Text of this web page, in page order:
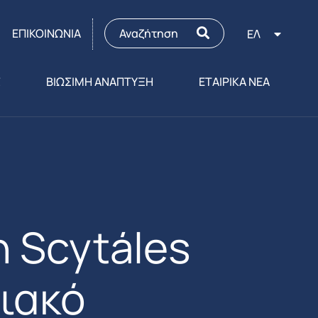
ΕΠΙΚΟΙΝΩΝΙΑ ΕΛ
ΒΙΩΣΙΜΗ ΑΝΑΠΤΥΞΗ ΕΤΑΙΡΙΚΑ ΝΕΑ
Scytáles